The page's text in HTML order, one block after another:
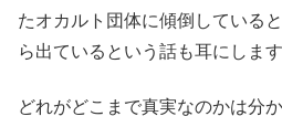
たオカルト団体に傾倒している
ら出ているという話も耳にします
どれがどこまで真実なのかは分